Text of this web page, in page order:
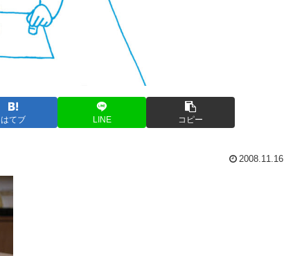
はてブ LINE コピー
2008.11.16